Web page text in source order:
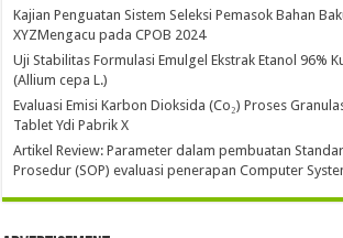
Kajian Penguatan Sistem Seleksi Pemasok Bahan
XYZMengacu pada CPOB 2024
Uji Stabilitas Formulasi Emulgel Ekstrak Etanol 96%
(Allium cepa L.)
Evaluasi Emisi Karbon Dioksida (Co₂) Proses
Tablet Ydi Pabrik X
Artikel Review: Parameter dalam pembuatan
Prosedur (SOP) evaluasi penerapan Computer